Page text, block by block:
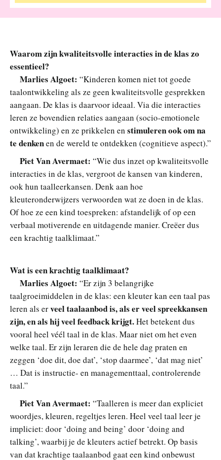
Waarom zijn kwaliteitsvolle interacties in de klas zo
essentieel?
Marlies Algoet: “Kinderen komen niet tot goede
taalontwikkeling als ze geen kwaliteitsvolle gesprekken
aangaan. De klas is daarvoor ideaal. Via die interacties
leren ze bovendien relaties aangaan (socio-emotionele
ontwikkeling) en ze prikkelen en stimuleren ook om na
te denkenen de wereld te ontdekken (cognitieve aspect).”
Piet Van Avermaet: “Wie dus inzet op kwaliteitsvolle
interacties in de klas, vergroot de kansen van kinderen,
ook hun taalleerkansen. Denk aan hoe
kleuteronderwijzers verwoorden wat ze doen in de klas.
Of hoe ze een kind toespreken: afstandelijk of op een
verbaal motiverende en uitdagende manier. Creëer dus
een krachtig taalklimaat.”
Wat is een krachtig taalklimaat?
Marlies Algoet: “Er zijn 3 belangrijke
taalgroeimiddelen in de klas: een kleuter kan een taal pas
leren als erveel taalaanbod is, als er veel spreekkansen
zijn, en als hij veel feedback krijgt.Het betekent dus
vooral heel véél taal in de klas. Maar niet om het even
welke taal. Er zijn leraren die de hele dag praten en
zeggen ‘doe dit, doe dat’, ‘stop daarmee’, ‘dat mag niet’
… Dat is instructie- en managementtaal, controlerende
taal.”
Piet Van Avermaet: “Taalleren is meer dan expliciet
woordjes, kleuren, regeltjes leren. Heel veel taal leer je
impliciet: door ‘doing and being’ door ‘doing and
talking’, waarbij je de kleuters actief betrekt. Op basis
van dat krachtige taalaanbod gaat een kind onbewust